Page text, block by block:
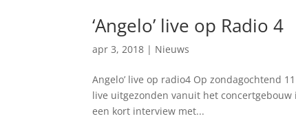
‘Angelo’ live op Radio 4
apr 3, 2018 | Nieuws
Angelo’ live op radio4 Op zondagochtend
live uitgezonden vanuit het concertgebouw
een kort interview met...